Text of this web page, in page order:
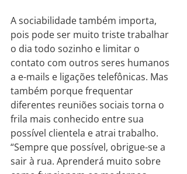
A sociabilidade também importa,
pois pode ser muito triste trabalhar
o dia todo sozinho e limitar o
contato com outros seres humanos
a e-mails e ligações telefônicas. Mas
também porque frequentar
diferentes reuniões sociais torna o
frila mais conhecido entre sua
possível clientela e atrai trabalho.
“Sempre que possível, obrigue-se a
sair à rua. Aprenderá muito sobre